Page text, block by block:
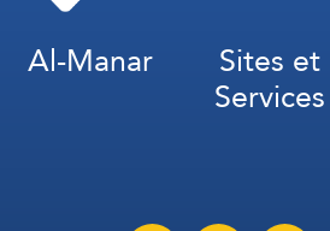
Al-Manar Sites et
Services